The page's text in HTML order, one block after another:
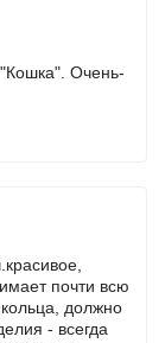
Очень-
почти всю
должно
- всегда